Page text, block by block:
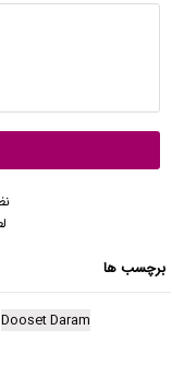
برچسب ها
Dooset Daram